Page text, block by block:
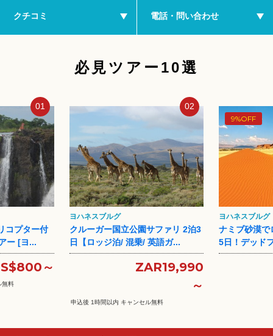
クチコミ 電話・問い合わせ
必見ツアー10選
01
コプター付
ー [ヨ...
～
無料
02
ヨハネスブルグ
クルーガー国立公園サファリ 2泊3
日【ロッジ泊/ 混乗/ 英語ガ...
ZAR19,990
～
申込後 1時間以内 キャンセル無料
9%OFF
ヨハネスブルグ
ナミブ砂漠で
5日！デッド